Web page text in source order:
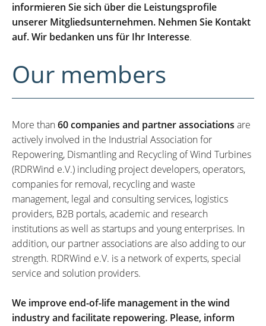
informieren Sie sich über die Leistungsprofile
unserer Mitgliedsunternehmen. Nehmen Sie Kontakt
auf. Wir bedanken uns für Ihr Interesse.
Our members
More than60 companies and partner associations are
actively involved in the Industrial Association for
Repowering, Dismantling and Recycling of Wind Turbines
(RDRWind e.V.) including project developers, operators,
companies for removal, recycling and waste
management, legal and consulting services, logistics
providers, B2B portals, academic and research
institutions as well as startups and young enterprises. In
addition, our partner associations are also adding to our
strength. RDRWind e.V. is a network of experts, special
service and solution providers.
We improve end-of-life management in the wind
industry and facilitate repowering. Please, inform